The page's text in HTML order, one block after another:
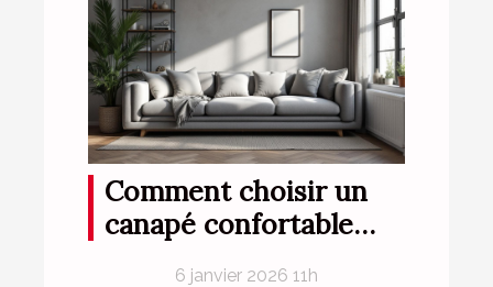
Comment choisir un
canapé confortable
6 janvier 2026 11h